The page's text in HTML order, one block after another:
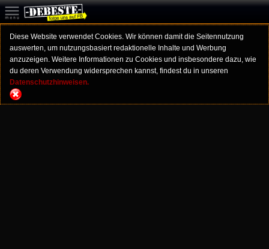
Diese Website verwendet Cookies. Wir können damit die Seitennutzung
auswerten, um nutzungsbasiert redaktionelle Inhalte und Werbung
anzuzeigen. Weitere Informationen zu Cookies und insbesondere dazu, wie
du deren Verwendung widersprechen kannst, findest du in unseren
Datenschutzhinweisen.